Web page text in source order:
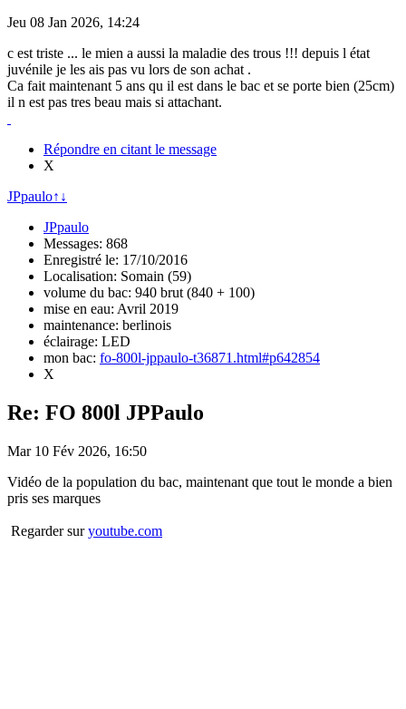
Jeu 08 Jan 2026, 14:24
c est triste ... le mien a aussi la maladie des trous !!! depuis l état
juvénile je les ais pas vu lors de son achat .
Ca fait maintenant 5 ans qu il est dans le bac et se porte bien (25cm)
il n est pas tres beau mais si attachant.
Répondre en citant le message
X
JPpaulo↑ ↓
JPpaulo
Messages: 868
Enregistré le: 17/10/2016
Localisation: Somain (59)
volume du bac: 940 brut (840 + 100)
mise en eau: Avril 2019
maintenance: berlinois
éclairage: LED
mon bac: fo-800l-jppaulo-t36871.html#p642854
X
Re: FO 800l JPPaulo
Mar 10 Fév 2026, 16:50
Vidéo de la population du bac, maintenant que tout le monde a bien
pris ses marques
Regarder suryoutube.com